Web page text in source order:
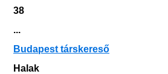
38
...
Budapest társkereső
Halak